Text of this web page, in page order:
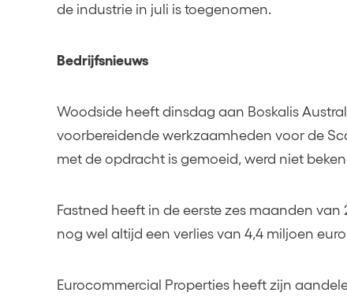
de industrie in juli is toegenomen.
Bedrijfsnieuws
Woodside heeft dinsdag aan Boskalis
voorbereidende werkzaamheden voor de
met de opdracht is gemoeid, werd niet
Fastned heeft in de eerste zes maanden van
nog wel altijd een verlies van 4,4 miljoen
Eurocommercial Properties heeft zijn